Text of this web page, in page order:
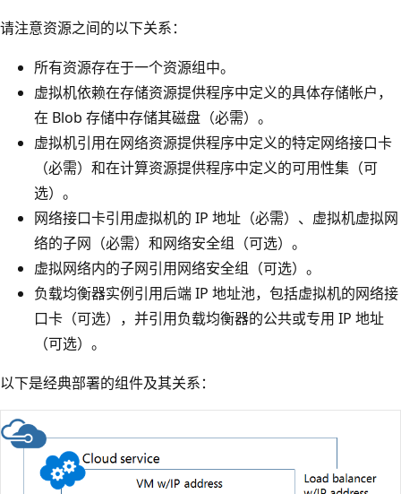
请注意资源之间的以下关系：
所有资源存在于一个资源组中。
虚拟机依赖在存储资源提供程序中定义的具体存储帐户，
在 Blob 存储中存储其磁盘（必需）。
虚拟机引用在网络资源提供程序中定义的特定网络接口卡
（必需）和在计算资源提供程序中定义的可用性集（可
选）。
网络接口卡引用虚拟机的 IP 地址（必需）、虚拟机虚拟网
络的子网（必需）和网络安全组（可选）。
虚拟网络内的子网引用网络安全组（可选）。
负载均衡器实例引用后端 IP 地址池，包括虚拟机的网络接
口卡（可选），并引用负载均衡器的公共或专用 IP 地址
（可选）。
以下是经典部署的组件及其关系：